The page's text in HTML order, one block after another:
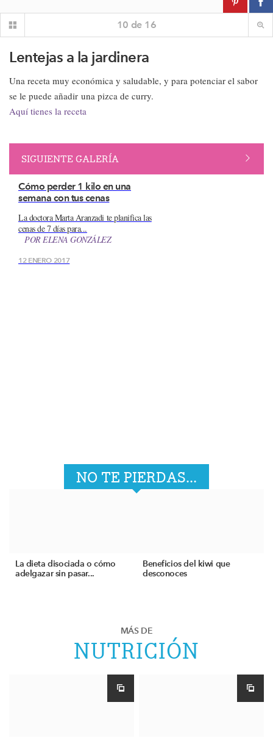
10 de 16
Lentejas a la jardinera
Una receta muy económica y saludable, y para potenciar el sabor
se le puede añadir una pizca de curry.
Aquí tienes la receta
SIGUIENTE GALERÍA
Cómo perder 1 kilo en una
semana con tus cenas
La doctora Marta Aranzadi te planifica las
cenas de 7 días para...
PORELENA GONZÁLEZ
12 ENERO 2017
NO TE PIERDAS...
La dieta disociada o cómo
adelgazar sin pasar...
Beneficios del kiwi que
desconoces
MÁS DE
NUTRICIÓN